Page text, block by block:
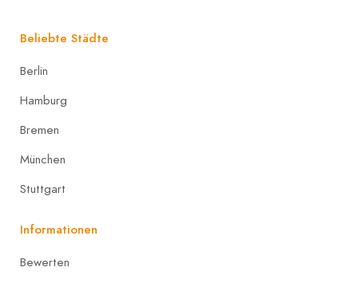
Beliebte Städte
Berlin
Hamburg
Bremen
München
Stuttgart
Informationen
Bewerten